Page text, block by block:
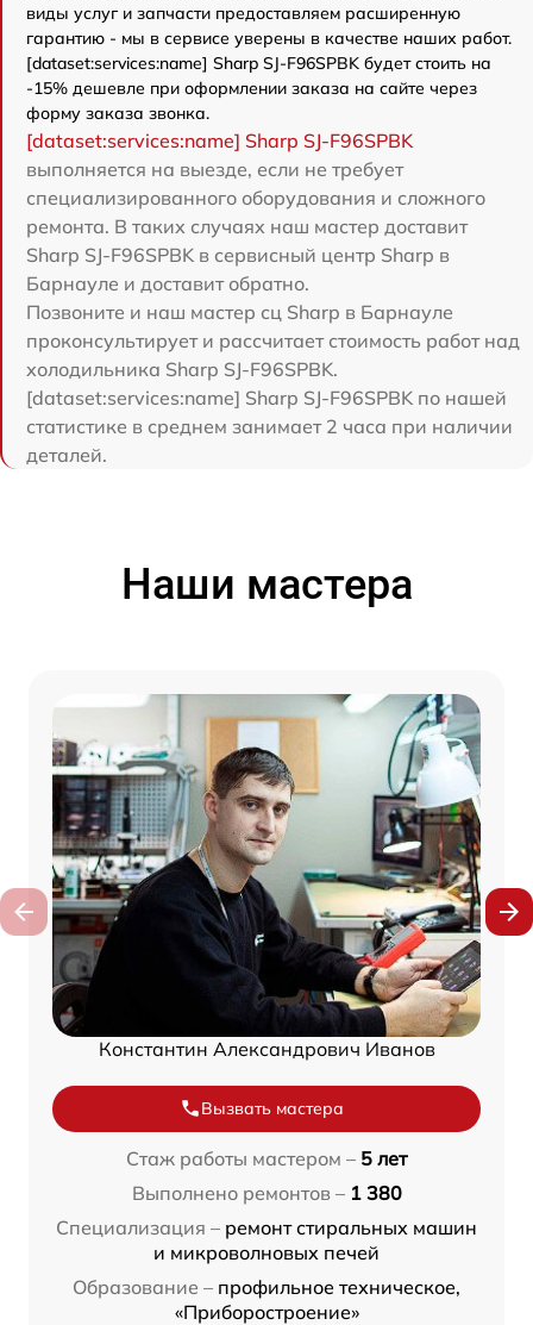
виды услуг и запчасти предоставляем расширенную
гарантию - мы в сервисе уверены в качестве наших работ.
[dataset:services:name] Sharp SJ-F96SPBK будет стоить на
-15% дешевле при оформлении заказа на сайте через
форму заказа звонка.
[dataset:services:name] Sharp SJ-F96SPBK
выполняется на выезде, если не требует
специализированного оборудования и сложного
ремонта. В таких случаях наш мастер доставит
Sharp SJ-F96SPBK в сервисный центр Sharp в
Барнауле и доставит обратно.
Позвоните и наш мастер сц Sharp в Барнауле
проконсультирует и рассчитает стоимость работ над
холодильника Sharp SJ-F96SPBK.
[dataset:services:name] Sharp SJ-F96SPBK по нашей
статистике в среднем занимает 2 часа при наличии
деталей.
Наши мастера
Константин Александрович Иванов
Вызвать мастера
Стаж работы мастером – 5 лет
Выполнено ремонтов – 1 380
Специализация – ремонт стиральных машин
и микроволновых печей
Образование – профильное техническое,
«Приборостроение»